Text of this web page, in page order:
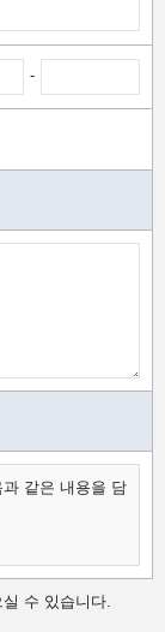
-
같은 내용을 담
수 있습니다.